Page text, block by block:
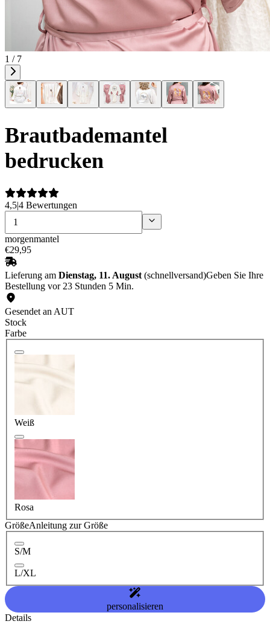
1 / 7
Brautbademantel
bedrucken
4,5|4 Bewertungen
morgenmantel
€29,95
Lieferung am Dienstag, 11. August (schnellversand)Geben Sie Ihre
Bestellung vor 23 Stunden 5 Min.
Gesendet an AUT
Stock
Farbe
Weiß
Rosa
GrößeAnleitung zur Größe
S/M
L/XL
personalisieren
Details